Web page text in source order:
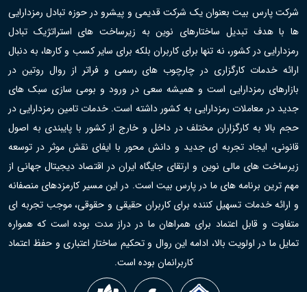
شرکت پارس بیت بعنوان یک شرکت قدیمی و پیشرو در حوزه تبادل رمزدارایی
ها با هدف تبدیل ساختارهای نوین به زیرساخت های استراتژیک تبادل
رمزدارایی در کشور، نه تنها برای کاربران بلکه برای سایر کسب و کارها، به دنبال
ارائه خدمات کارگزاری در چارچوب های رسمی و فراتر از روال روتین در
بازارهای رمزدارایی است و همیشه سعی در ورود و بومی سازی سبک های
جدید در معاملات رمزدارایی به کشور داشته است. خدمات تامین رمزدارایی در
حجم بالا به کارگزاران مختلف در داخل و خارج از کشور با پایبندی به اصول
قانونی، ایجاد تجربه ای جدید و دانش محور با ایفای نقش موثر در توسعه
زیرساخت های مالی نوین و ارتقای جایگاه ایران در اقتصاد دیجیتال جهانی از
مهم ترین برنامه های ما در پارس بیت است. در این مسیر کارمزدهای منصفانه
و ارائه خدمات تسهیل کننده برای کاربران حقیقی و حقوقی، موجب تجربه ای
متفاوت و قابل اعتماد برای همراهان ما در دراز مدت بوده است که همواره
تمایل ما در اولویت بالا، ادامه این روال و تحکیم ساختار اعتباری و حفظ اعتماد
کاربرانمان بوده است.